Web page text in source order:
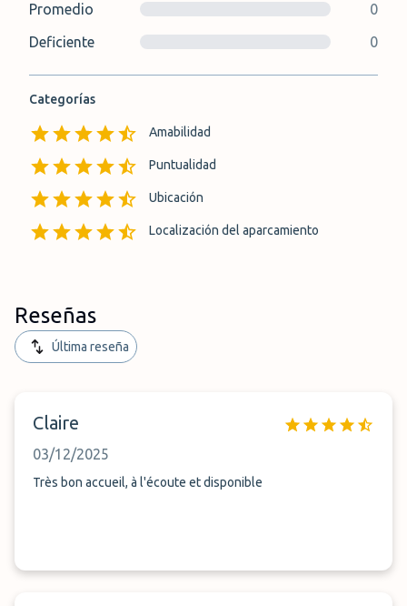
Promedio
0
Deficiente
0
Categorías
Amabilidad
Puntualidad
Ubicación
Localización del aparcamiento
Reseñas
Última reseña
Claire
03/12/2025
Très bon accueil, à l'écoute et disponible